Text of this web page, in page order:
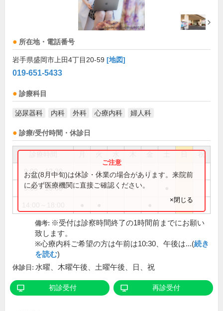
所在地・電話番号
岩手県盛岡市上田4丁目20-59 [地図]
019-651-5433
診療科目
泌尿器科 内科 外科 心療内科 婦人科
診療/受付時間・休診日
祝
9:00～12:30 ● ● ●
9:00～13:00 ●
お盆(8月中旬)は休診・休業の場合があります。来院前
に必ず医療機関に直接ご確認ください。
×閉じる
備考: ※受付は診察時間終了の1時間前までにお願い
致します。
※心療内科ご希望の方は午前は10:30、午後は...(続き
を読む)
休診日: 水曜、木曜午後、土曜午後、日、祝
初診受付 再診受付